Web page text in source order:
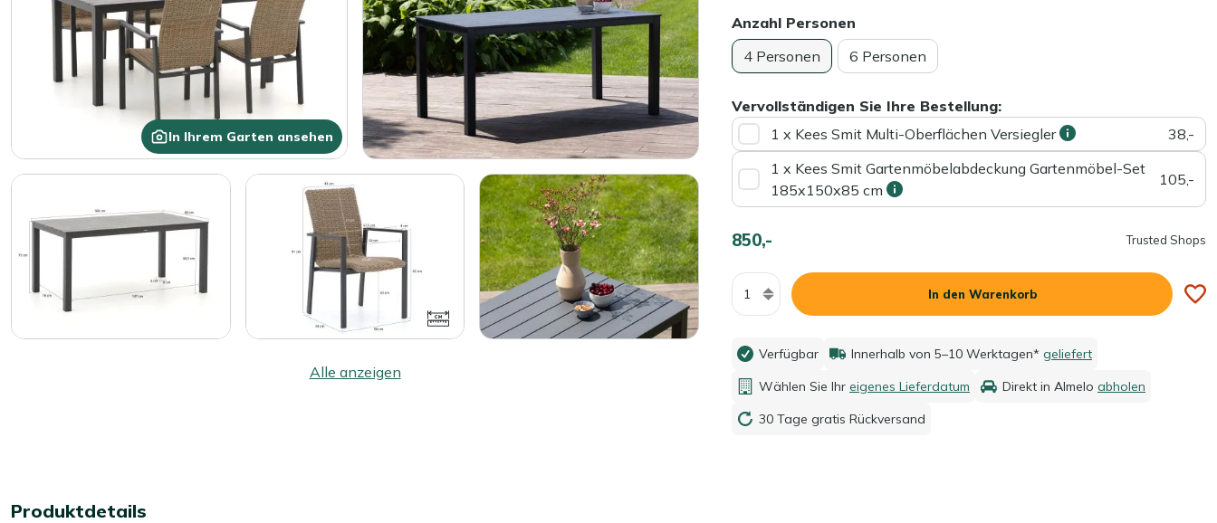
In Ihrem Garten ansehen
Alle anzeigen
Anzahl Personen
4 Personen
6 Personen
Vervollständigen Sie Ihre Bestellung:
1 x Kees Smit Multi-Oberflächen Versiegler
38,-
1 x Kees Smit Gartenmöbelabdeckung Gartenmöbel-Set
185x150x85 cm
105,-
850,- Trusted Shops
Menge
In den Warenkorb
Verfügbar Innerhalb von 5–10 Werktagen* geliefert
Wählen Sie Ihr eigenes Lieferdatum Direkt in Almelo abholen
30 Tage gratis Rückversand
Produktdetails